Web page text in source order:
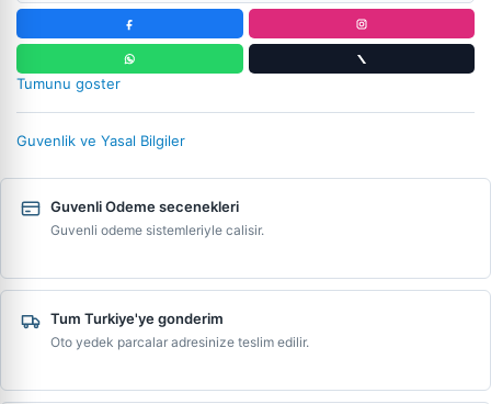
Tumunu goster
Guvenlik ve Yasal Bilgiler
Guvenli Odeme secenekleri
Guvenli odeme sistemleriyle calisir.
Tum Turkiye'ye gonderim
Oto yedek parcalar adresinize teslim edilir.